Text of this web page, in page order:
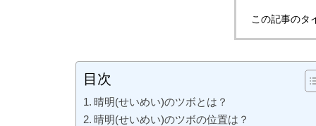
この記事のタ
目次
晴明(せいめい)のツボとは？
晴明(せいめい)のツボの位置は？